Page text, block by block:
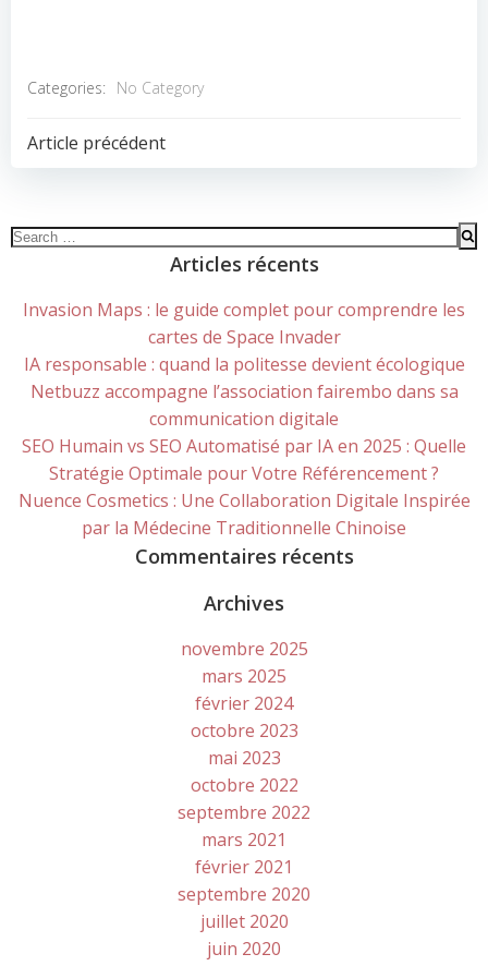
Categories: No Category
POST
Article précédent
Search
Articles récents
Invasion Maps : le guide complet pour comprendre les
cartes de Space Invader
IA responsable : quand la politesse devient écologique
Netbuzz accompagne l’association fairembo dans sa
communication digitale
SEO Humain vs SEO Automatisé par IA en 2025 : Quelle
Stratégie Optimale pour Votre Référencement ?
Nuence Cosmetics : Une Collaboration Digitale Inspirée
par la Médecine Traditionnelle Chinoise
Commentaires récents
Archives
novembre 2025
mars 2025
février 2024
octobre 2023
mai 2023
octobre 2022
septembre 2022
mars 2021
février 2021
septembre 2020
juillet 2020
juin 2020